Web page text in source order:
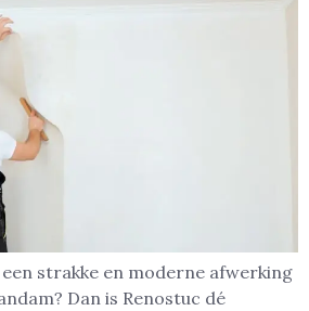
strakke en moderne afwerking
Dan is Renostuc dé